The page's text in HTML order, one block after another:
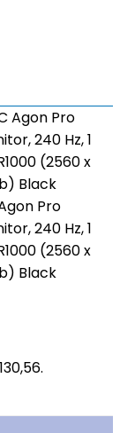
Pro
240 Hz, 1
(2560 x
Black